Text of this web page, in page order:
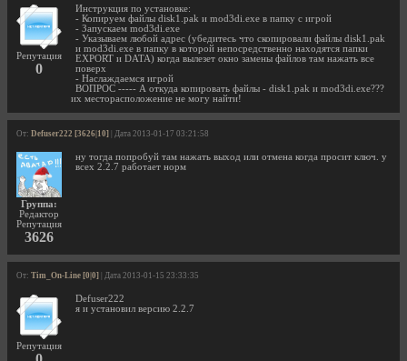
Репутация
0
Инструкция по установке:
- Копируем файлы disk1.pak и mod3di.exe в папку с игрой
- Запускаем mod3di.exe
- Указываем любой адрес (убедитесь что скопировали файлы disk1.pak
и mod3di.exe в папку в которой непосредственно находятся папки
EXPORT и DATA) когда вылезет окно замены файлов там нажать все
поверх
- Наслаждаемся игрой
ВОПРОС ----- А откуда копировать файлы - disk1.pak и mod3di.exe???
их месторасположение не могу найти!
От: Defuser222 [3626|10] | Дата 2013-01-17 03:21:58
Группа:
Редактор
Репутация
3626
ну тогда попробуй там нажать выход или отмена когда просит ключ. у
всех 2.2.7 работает норм
От: Tim_On-Line [0|0] | Дата 2013-01-15 23:33:35
Репутация
Defuser222
я и установил версию 2.2.7